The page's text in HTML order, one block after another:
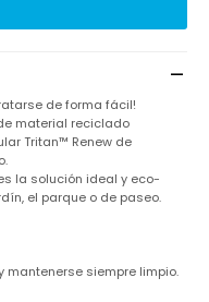
de forma fácil!
material reciclado
Tritan™ Renew de
la solución ideal y eco-
el parque o de paseo.
mantenerse siempre limpio.